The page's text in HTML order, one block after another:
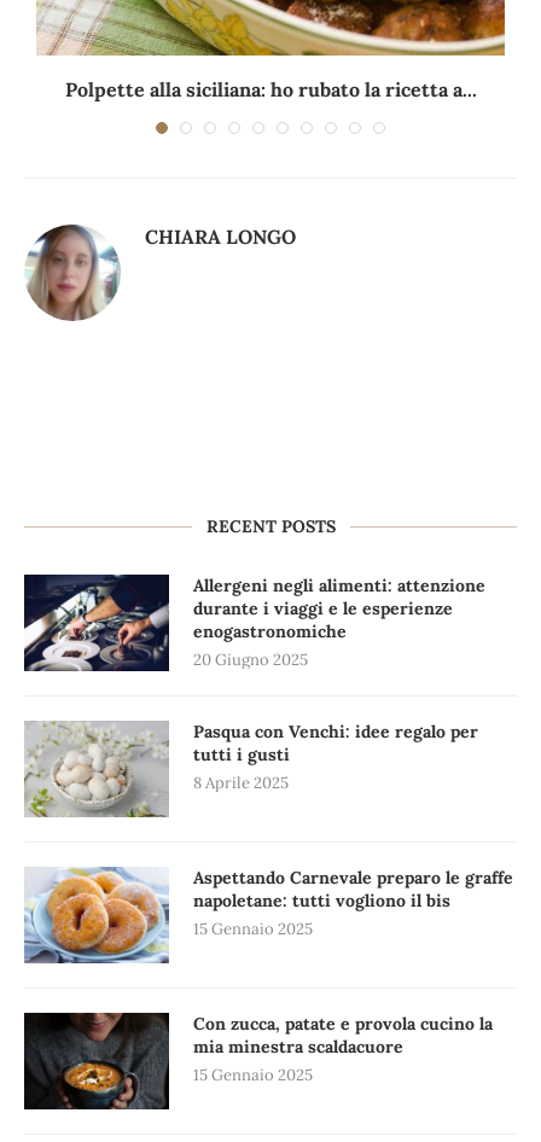
Polpette alla siciliana: ho rubato la ricetta a...
CHIARA LONGO
RECENT POSTS
Allergeni negli alimenti: attenzione
durante i viaggi e le esperienze
enogastronomiche
20 Giugno 2025
Pasqua con Venchi: idee regalo per
tutti i gusti
8 Aprile 2025
Aspettando Carnevale preparo le graffe
napoletane: tutti vogliono il bis
15 Gennaio 2025
Con zucca, patate e provola cucino la
mia minestra scaldacuore
15 Gennaio 2025